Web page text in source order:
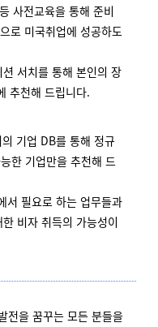
사전교육을 통해 준비
로 미국취업에 성공하도
서치를 통해 본인의 장
추천해 드립니다.
기업 DB를 통해 정규
한 기업만을 추천해 드
서 필요로 하는 업무들과
비자 취득의 가능성이
전을 꿈꾸는 모든 분들을